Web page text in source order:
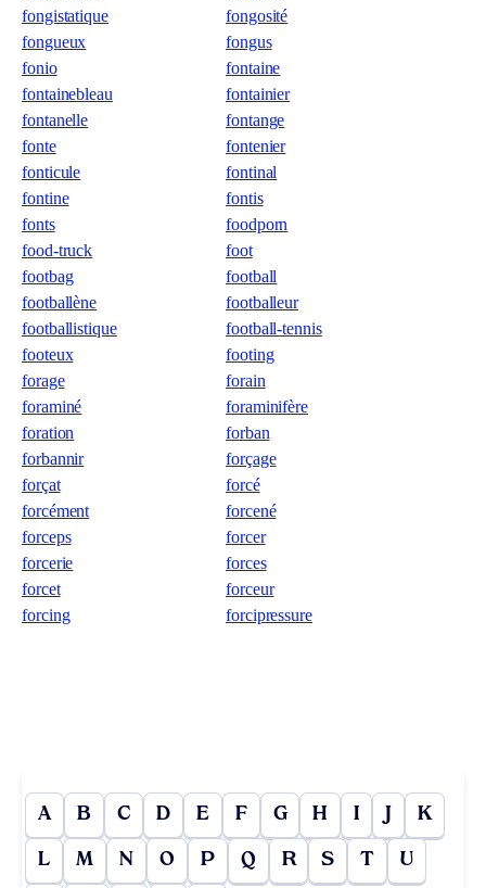
fongistatique
fongosité
fongueux
fongus
fonio
fontaine
fontainebleau
fontainier
fontanelle
fontange
fonte
fontenier
fonticule
fontinal
fontine
fontis
fonts
foodporn
food-truck
foot
footbag
football
footballène
footballeur
footballistique
football-tennis
footeux
footing
forage
forain
foraminé
foraminifère
foration
forban
forbannir
forçage
forçat
forcé
forcément
forcené
forceps
forcer
forcerie
forces
forcet
forceur
forcing
forcipressure
A B C D E F G H I J K
L M N O P Q R S T U